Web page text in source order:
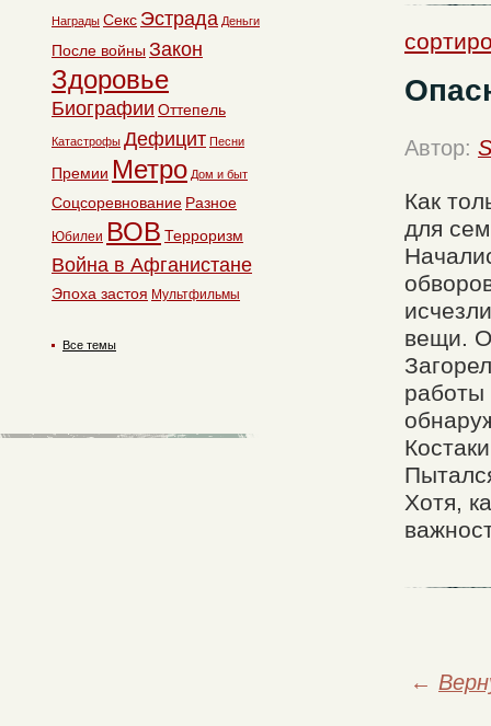
Автор:
Как
для
вещи.
Хотя,
←
Награды Секс Эстрада Деньги
После войны Закон
Здоровье
Биографии Оттепель
Катастрофы Дефицит Песни
Премии Метро Дом и быт
Соцсоревнование Разное
Юбилеи ВОВ Терроризм
Война в Афганистане
Эпоха застоя Мультфильмы
Все темы